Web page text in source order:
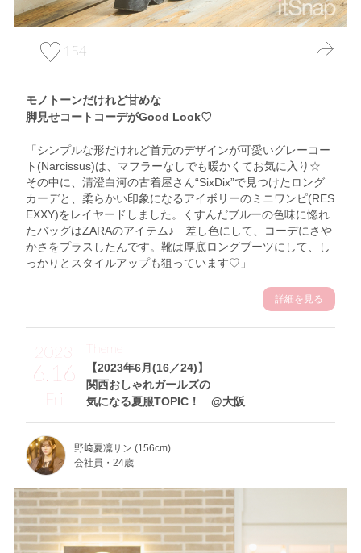
154
モノトーンだけれど甘めな
脚見せコートコーデがGood Look♡
「シンプルな形だけれど首元のデザインが可愛いグレーコー
ト(Narcissus)は、マフラーなしでも暖かくてお気に入り☆
その中に、清澄白河の古着屋さん“SixDix”で見つけたロング
カーデと、柔らかい印象になるアイボリーのミニワンピ(RES
EXXY)をレイヤードしました。くすんだブルーの色味に惚れ
たバッグはZARAのアイテム♪ 差し色にして、コーデにさや
かさをプラスしたんです。靴は厚底ロングブーツにして、し
っかりとスタイルアップも狙っています♡」
詳細を見る
2023
6.16
Fri
【2023年6月(16／24)】
関西おしゃれガールズの
気になる夏服TOPIC！ @大阪
Theme
野﨑夏凜サン (156cm)
会社員・24歳